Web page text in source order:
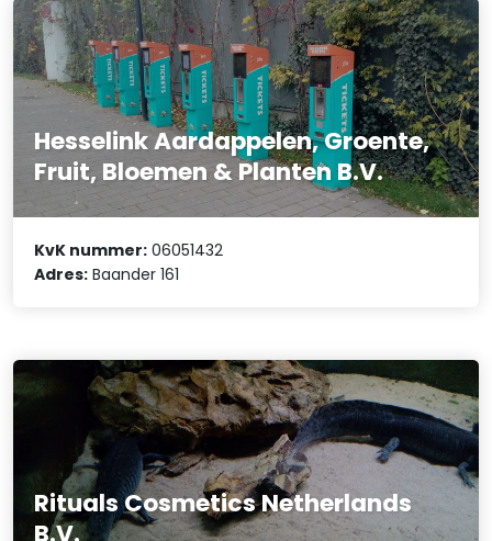
Hesselink Aardappelen, Groente,
Fruit, Bloemen & Planten B.V.
KvK nummer: 06051432
Adres: Baander 161
Rituals Cosmetics Netherlands
B.V.